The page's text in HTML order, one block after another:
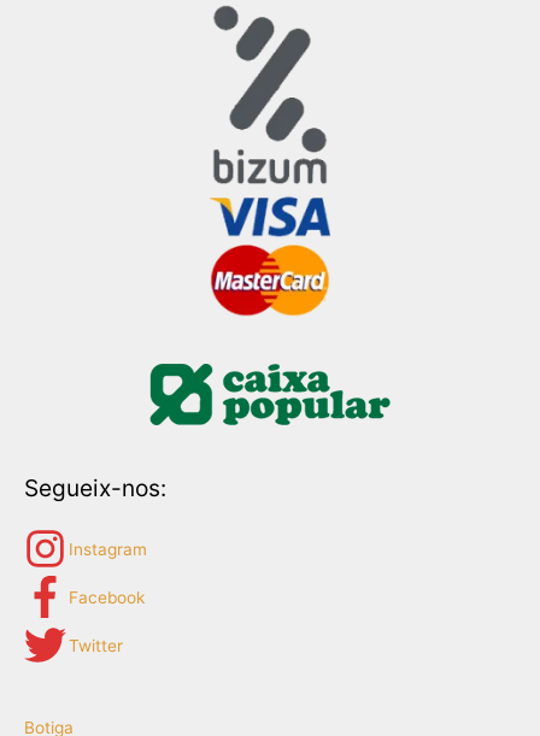
Segueix-nos:
Instagram
Facebook
Twitter
Botiga